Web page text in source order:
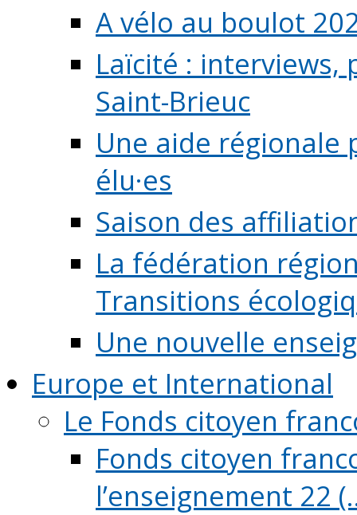
A vélo au boulot
Laïcité :
Saint-Brieuc
Une aide régionale
élu·es
Saison des
La fédération
Transitions
Une nouvelle
Europe et International
Le Fonds citoyen
Fonds citoyen
l’enseignement 22